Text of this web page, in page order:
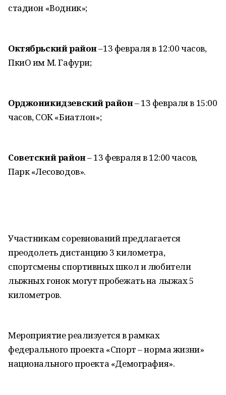
стадион «Водник»;
Октябрьский район–13 февраля в 12:00 часов,
ПкиО им М. Гафури;
Орджоникидзевский район– 13 февраля в 15:00
часов, СОК «Биатлон»;
Советский район– 13 февраля в 12:00 часов,
Парк «Лесоводов».
Участникам соревнований предлагается
преодолеть дистанцию 3 километра,
спортсмены спортивных школ и любители
лыжных гонок могут пробежать на лыжах 5
километров.
Мероприятие реализуется в рамках
федерального проекта «Спорт – норма жизни»
национального проекта «Демография».